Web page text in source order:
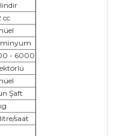
cc
- 6000
Şaft
saat